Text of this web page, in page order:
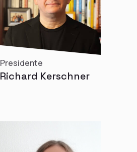
Presidente
Richard Kerschner